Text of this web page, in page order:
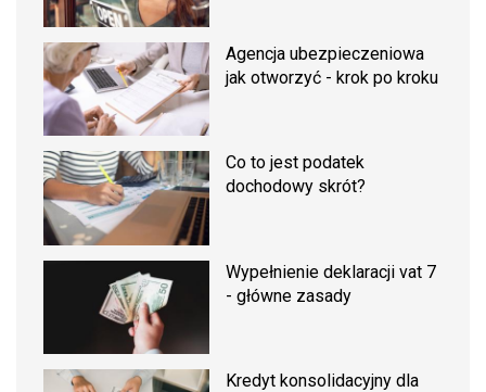
Agencja ubezpieczeniowa
jak otworzyć - krok po kroku
Co to jest podatek
dochodowy skrót?
Wypełnienie deklaracji vat 7
- główne zasady
Kredyt konsolidacyjny dla